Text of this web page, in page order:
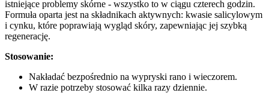
istniejące problemy skórne - wszystko to w ciągu czterech godzin.
Formuła oparta jest na składnikach aktywnych: kwasie salicylowym
i cynku, które poprawiają wygląd skóry, zapewniając jej szybką
regenerację.
Stosowanie:
Nakładać bezpośrednio na wypryski rano i wieczorem.
W razie potrzeby stosować kilka razy dziennie.